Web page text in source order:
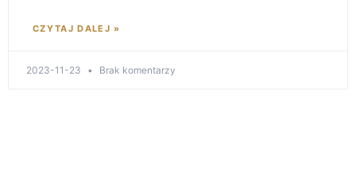
CZYTAJ DALEJ »
2023-11-23 Brak komentarzy